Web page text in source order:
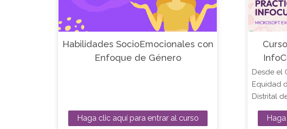
Habilidades SocioEmocionales con
Enfoque de Género
Haga clic aquí para entrar al curso
Desde el
Equidad
Distrital
en